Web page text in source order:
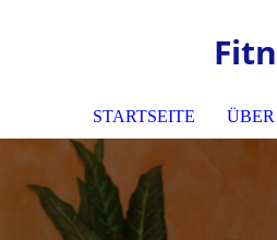
STARTSEITE